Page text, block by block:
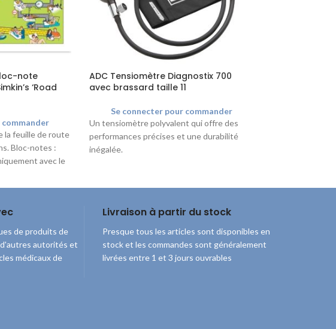
note
‘Road
la feuille de route
Bloc-notes :
avec le
ADC Tensiomètre Diagnostix 700
avec brassard taille 11
Se connecter pour commander
Un tensiomètre polyvalent qui offre des
performances précises et une durabilité
inégalée.
de produits de
autorités et
médicaux de
Livraison à partir du stock
Presque tous les articles sont disponibles en
stock et les commandes sont généralement
livrées entre 1 et 3 jours ouvrables